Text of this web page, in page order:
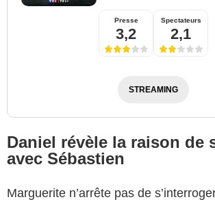
Presse
3,2
Spectateurs
2,1
STREAMING
Daniel révèle la raison de
avec Sébastien
Marguerite n’arrête pas de